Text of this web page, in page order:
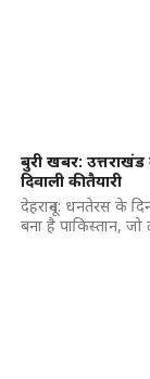
बुरी खबर:
दिवाली की तैयारी
देहरादून: धनतेरस के
बना है पाकिस्तान, जो